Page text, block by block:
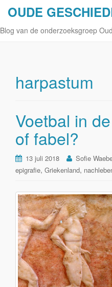
OUDE
Blog van de onderzoeksgroep
harpastum
Voetbal in
of fabel?
13 juli 2018 Sofie
epigrafie, Griekenland,